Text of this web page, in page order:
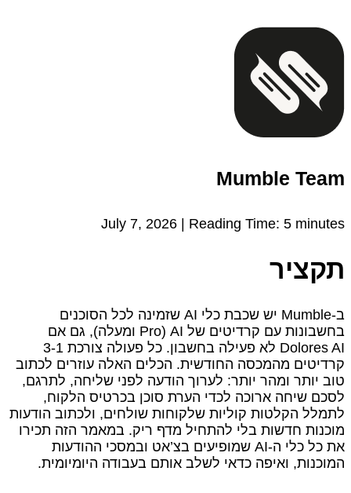
Mumble Team
July 7, 2026 | Reading Time: 5 minutes
תקציר
ב‑Mumble יש שכבת כלי AI שזמינה לכל הסוכנים
בחשבונות עם קרדיטים של AI (Pro ומעלה), גם אם
Dolores AI לא פעילה בחשבון. כל פעולה צורכת 1‑3
קרדיטים מהמכסה החודשית. הכלים האלה עוזרים לכתוב
טוב יותר ומהר יותר: לערוך הודעה לפני שליחה, לתרגם,
לסכם שיחה ארוכה לכדי הערת סוכן בכרטיס הלקוח,
לתמלל הקלטות קוליות שלקוחות שולחים, ולכתוב הודעות
מוכנות חדשות בלי להתחיל מדף ריק. במאמר הזה תכירו
את כל כלי ה‑AI שמופיעים בצ’אט ובמסכי ההודעות
המוכנות, ואיפה כדאי לשלב אותם בעבודה היומיומית.